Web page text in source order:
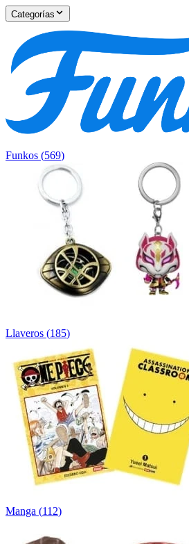
Categorías
Funkos (569)
Llaveros (185)
Manga (112)